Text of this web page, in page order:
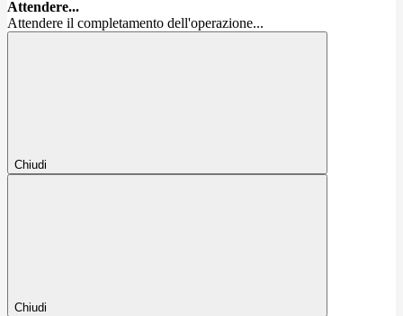
Attendere...
Attendere il completamento dell'operazione...
Chiudi
Chiudi